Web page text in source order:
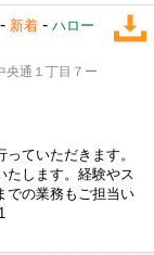
- 新着 - ハロー
通１丁目７ー
ていただきます。
たします。経験やス
での業務もご担当い